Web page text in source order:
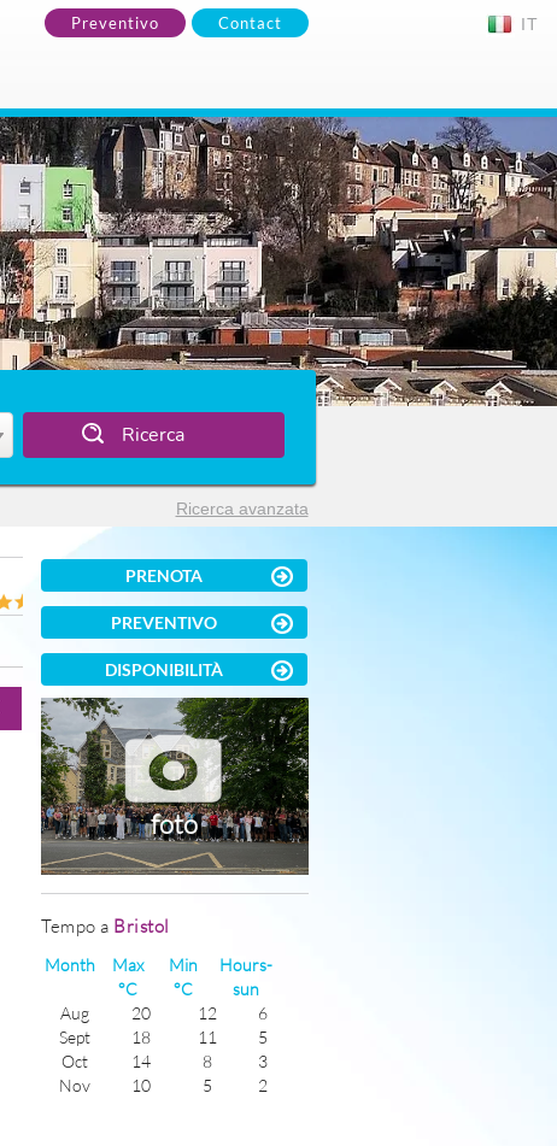
Preventivo Contact IT
Ricerca
Ricerca avanzata
PRENOTA
PREVENTIVO
DISPONIBILITÀ
foto
Tempo a Bristol
Month
Max
°C
Min
°C
Hours-
sun
Aug
20 12
6
Sept
18 11
5
Oct
14 8
3
Nov
10 5
2